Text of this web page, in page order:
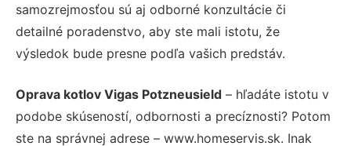
samozrejmosťou sú aj odborné konzultácie či
detailné poradenstvo, aby ste mali istotu, že
výsledok bude presne podľa vašich predstáv.
Oprava kotlov Vigas Potzneusield – hľadáte istotu v
podobe skúseností, odbornosti a precíznosti? Potom
ste na správnej adrese – www.homeservis.sk. Inak